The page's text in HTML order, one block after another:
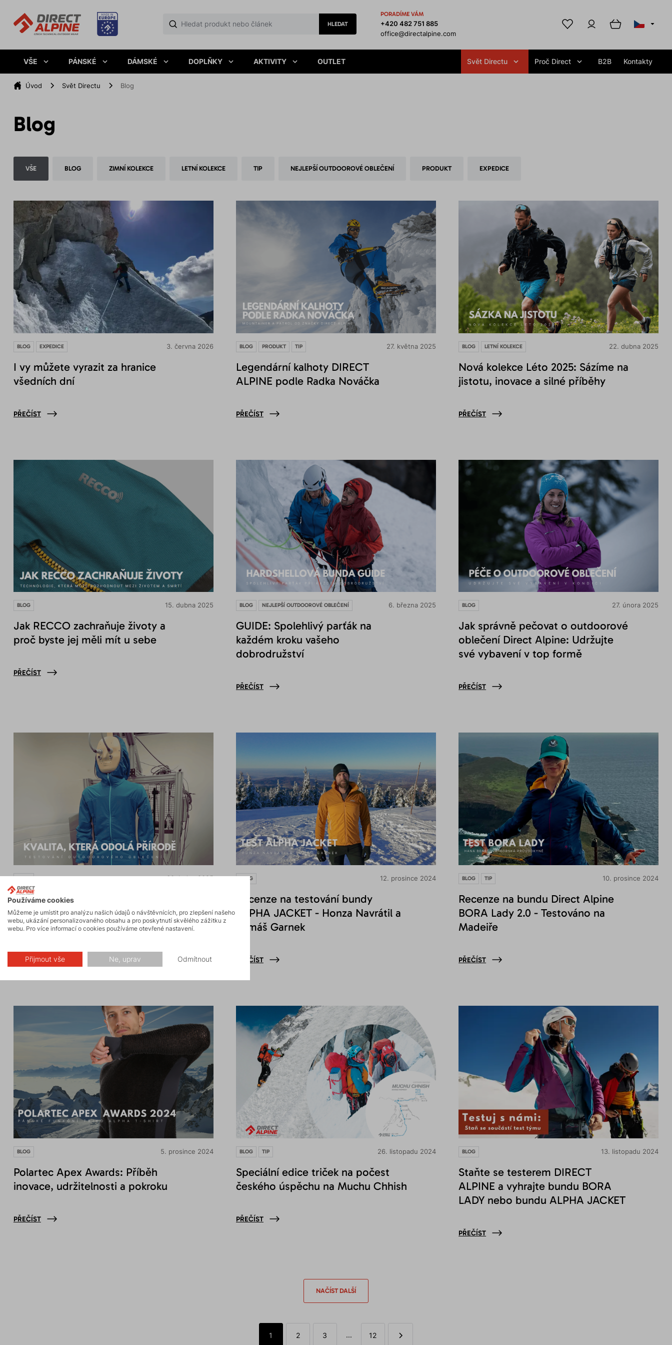
HLEDAT
PORADÍME VÁM
+420 482 751 885
office@directalpine.com
VŠE PÁNSKÉ DÁMSKÉ DOPLŇKY AKTIVITY OUTLET Svět Directu Proč Direct B2B Kontakty
Úvod Svět Directu Blog
Blog
VŠE BLOG ZIMNÍ KOLEKCE LETNÍ KOLEKCE TIP NEJLEPŠÍ OUTDOOROVÉ OBLEČENÍ PRODUKT EXPEDICE
3. června 2026
BLOG EXPEDICE
I vy můžete vyrazit za hranice
všedních dní
PŘEČÍST
27. května 2025
BLOG PRODUKT TIP
Legendární kalhoty DIRECT
ALPINE podle Radka Nováčka
PŘEČÍST
22. dubna 2025
BLOG LETNÍ KOLEKCE
Nová kolekce Léto 2025: Sázíme na
jistotu, inovace a silné příběhy
PŘEČÍST
15. dubna 2025
BLOG
Jak RECCO zachraňuje životy a
proč byste jej měli mít u sebe
PŘEČÍST
6. března 2025
BLOG NEJLEPŠÍ OUTDOOROVÉ OBLEČENÍ
GUIDE: Spolehlivý parťák na
každém kroku vašeho
dobrodružství
PŘEČÍST
27. února 2025
BLOG
Jak správně pečovat o outdoorové
oblečení Direct Alpine: Udržujte
své vybavení v top formě
PŘEČÍST
30. ledna 2025
BLOG
Testování outdoorového oblečení
DIRECT ALPINE: Kvalita, která
odolá přírodě
PŘEČÍST
12. prosince 2024
BLOG
Recenze na testování bundy
ALPHA JACKET - Honza Navrátil a
Tomáš Garnek
PŘEČÍST
10. prosince 2024
BLOG TIP
Recenze na bundu Direct Alpine
BORA Lady 2.0 - Testováno na
Madeiře
PŘEČÍST
5. prosince 2024
BLOG
Polartec Apex Awards: Příběh
inovace, udržitelnosti a pokroku
PŘEČÍST
26. listopadu 2024
BLOG TIP
Speciální edice triček na počest
českého úspěchu na Muchu Chhish
PŘEČÍST
13. listopadu 2024
BLOG
Staňte se testerem DIRECT
ALPINE a vyhrajte bundu BORA
LADY nebo bundu ALPHA JACKET
PŘEČÍST
NAČÍST DALŠÍ
1 2 3 ... 12
Používáme cookies
Můžeme je umístit pro analýzu našich údajů o návštěvnících, pro zlepšení našeho
webu, ukázání personalizovaného obsahu a pro poskytnutí skvělého zážitku z
webu. Pro více informací o cookies používáme otevřené nastavení.
Přijmout vše Ne, uprav Odmítnout